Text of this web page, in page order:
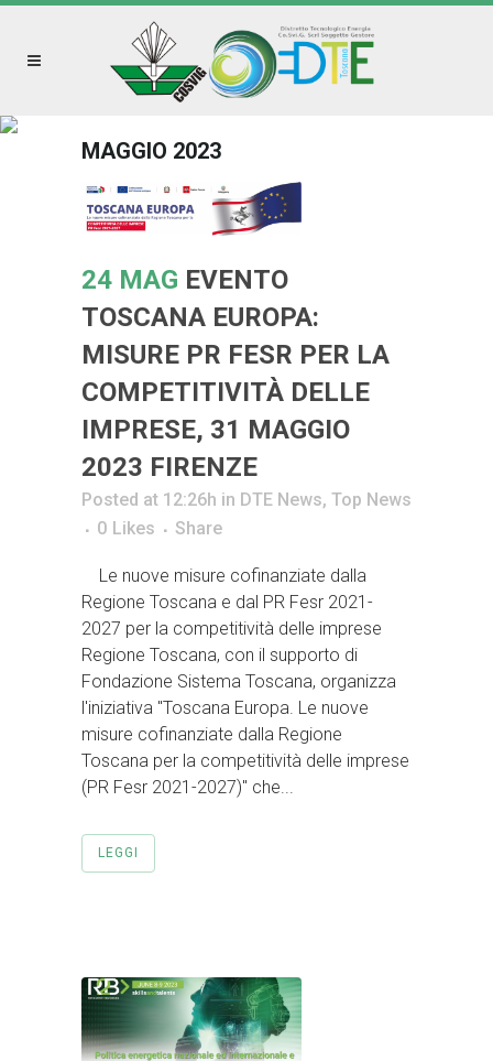
MAGGIO 2023
24 MAG EVENTO
TOSCANA EUROPA:
MISURE PR FESR PER LA
COMPETITIVITÀ DELLE
IMPRESE, 31 MAGGIO
2023 FIRENZE
Posted at 12:26h in DTE News, Top News
0 Likes Share
Le nuove misure cofinanziate dalla
Regione Toscana e dal PR Fesr 2021-
2027 per la competitività delle imprese
Regione Toscana, con il supporto di
Fondazione Sistema Toscana, organizza
l'iniziativa "Toscana Europa. Le nuove
misure cofinanziate dalla Regione
Toscana per la competitività delle imprese
(PR Fesr 2021-2027)" che...
LEGGI